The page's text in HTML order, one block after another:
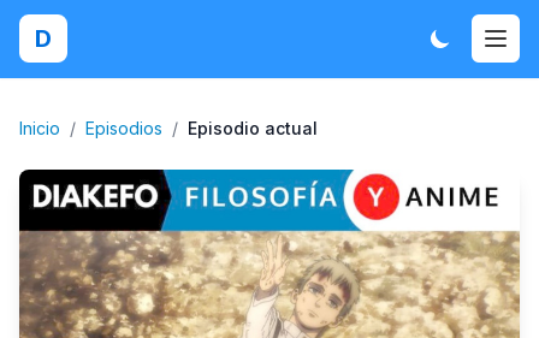
D
Inicio / Episodios / Episodio actual